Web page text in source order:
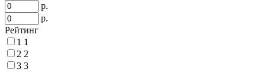
р.
р.
Рейтинг
1 1
2 2
3 3